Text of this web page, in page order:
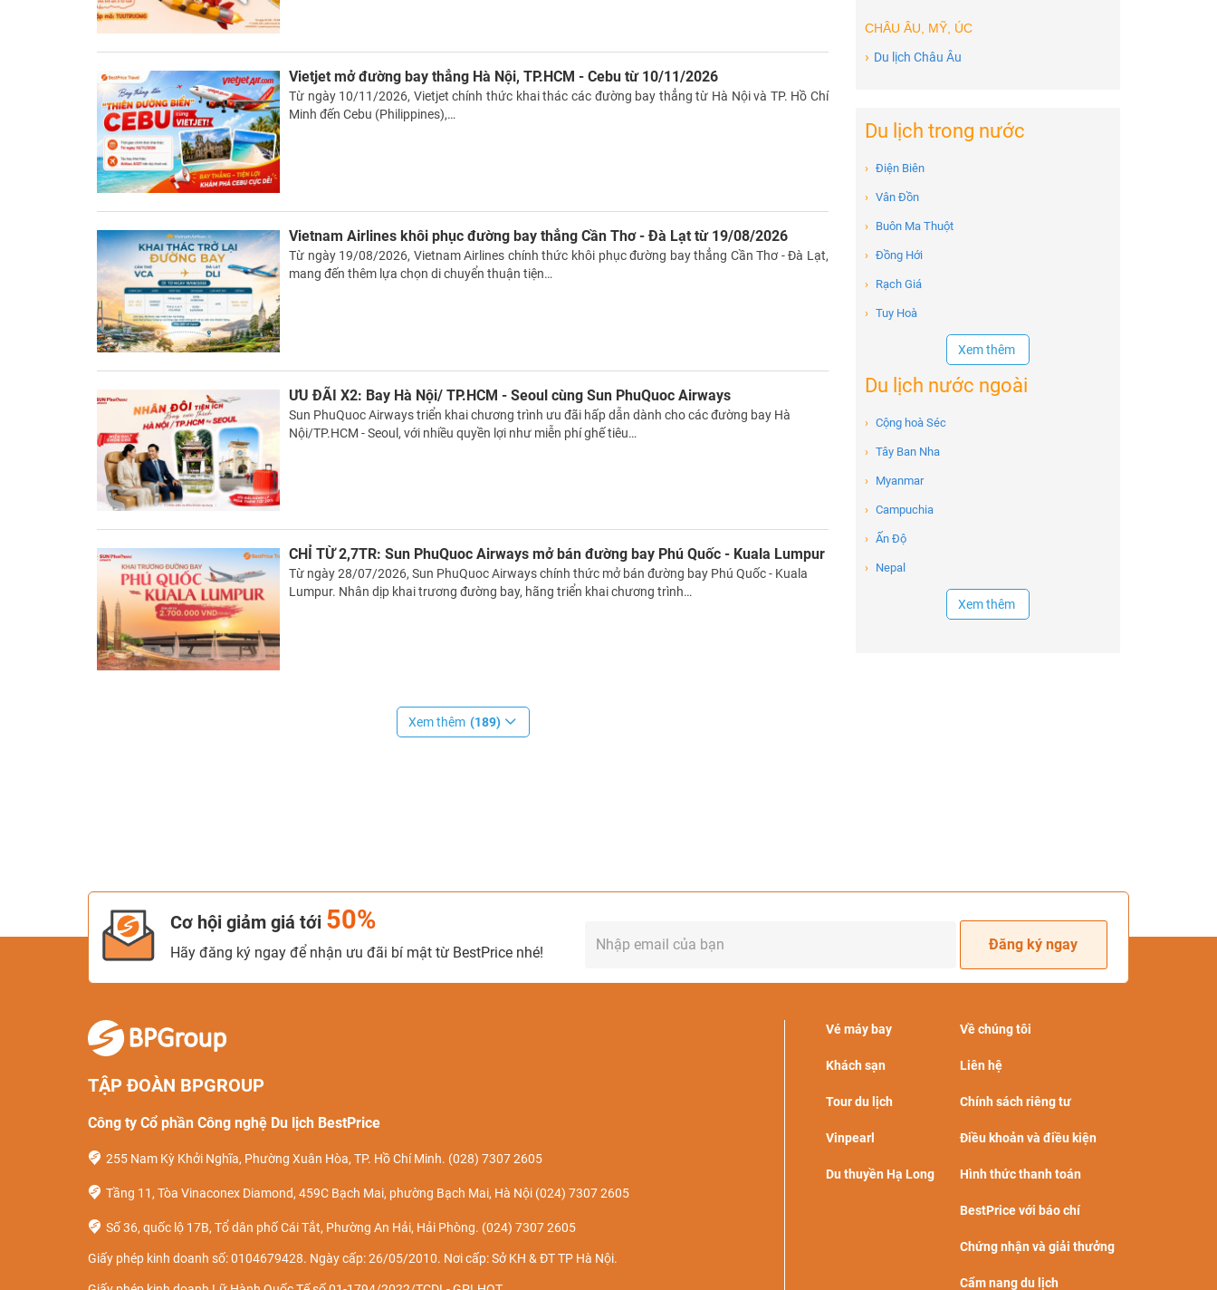
Vietjet mở đường bay thẳng Hà Nội, TP.HCM - Cebu từ 10/11/2026
Từ ngày 10/11/2026, Vietjet chính thức khai thác các đường bay thẳng từ Hà Nội và TP. Hồ Chí
Minh đến Cebu (Philippines),…
Vietnam Airlines khôi phục đường bay thẳng Cần Thơ - Đà Lạt từ 19/08/2026
Từ ngày 19/08/2026, Vietnam Airlines chính thức khôi phục đường bay thẳng Cần Thơ - Đà Lạt,
mang đến thêm lựa chọn di chuyển thuận tiện…
ƯU ĐÃI X2: Bay Hà Nội/ TP.HCM - Seoul cùng Sun PhuQuoc Airways
Sun PhuQuoc Airways triển khai chương trình ưu đãi hấp dẫn dành cho các đường bay Hà
Nội/TP.HCM - Seoul, với nhiều quyền lợi như miễn phí ghế tiêu…
CHỈ TỪ 2,7TR: Sun PhuQuoc Airways mở bán đường bay Phú Quốc - Kuala Lumpur
Từ ngày 28/07/2026, Sun PhuQuoc Airways chính thức mở bán đường bay Phú Quốc - Kuala
Lumpur. Nhân dịp khai trương đường bay, hãng triển khai chương trình…
Xem thêm (189)
CHÂU ÂU, MỸ, ÚC
› Du lịch Châu Âu
Du lịch trong nước
› Điện Biên
› Vân Đồn
› Buôn Ma Thuột
› Đồng Hới
› Rạch Giá
› Tuy Hoà
Xem thêm
Du lịch nước ngoài
› Cộng hoà Séc
› Tây Ban Nha
› Myanmar
› Campuchia
› Ấn Độ
› Nepal
Xem thêm
Cơ hội giảm giá tới 50%
Hãy đăng ký ngay để nhận ưu đãi bí mật từ BestPrice nhé! Đăng ký ngay
TẬP ĐOÀN BPGROUP
Công ty Cổ phần Công nghệ Du lịch BestPrice
255 Nam Kỳ Khởi Nghĩa, Phường Xuân Hòa, TP. Hồ Chí Minh. (028) 7307 2605
Tầng 11, Tòa Vinaconex Diamond, 459C Bạch Mai, phường Bạch Mai, Hà Nội (024) 7307 2605
Số 36, quốc lộ 17B, Tổ dân phố Cái Tắt, Phường An Hải, Hải Phòng. (024) 7307 2605
Giấy phép kinh doanh số: 0104679428. Ngày cấp: 26/05/2010. Nơi cấp: Sở KH & ĐT TP Hà Nội.
Vé máy bay
Khách sạn
Tour du lịch
Vinpearl
Du thuyền Hạ Long
Về chúng tôi
Liên hệ
Chính sách riêng tư
Điều khoản và điều kiện
Hình thức thanh toán
BestPrice với báo chí
Chứng nhận và giải thưởng
Cẩm nang du lịch